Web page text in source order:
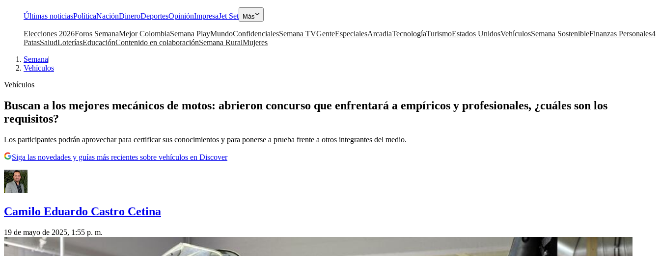
Últimas noticiasPolíticaNaciónDineroDeportesOpiniónImpresaJet Set Más
Elecciones 2026Foros SemanaMejor ColombiaSemana PlayMundoConfidencialesSemana TVGenteEspecialesArcadiaTecnologíaTurismoEstados UnidosVehículosSemana SostenibleFinanzas Personales4
PatasSaludLoteríasEducaciónContenido en colaboraciónSemana RuralMujeres
Semana|
Vehículos
Vehículos
Buscan a los mejores mecánicos de motos: abrieron concurso que enfrentará a empíricos y profesionales, ¿cuáles son los
requisitos?
Los participantes podrán aprovechar para certificar sus conocimientos y para ponerse a prueba frente a otros integrantes del medio.
Siga las novedades y guías más recientes sobre vehículos en Discover
Camilo Eduardo Castro Cetina
19 de mayo de 2025, 1:55 p. m.